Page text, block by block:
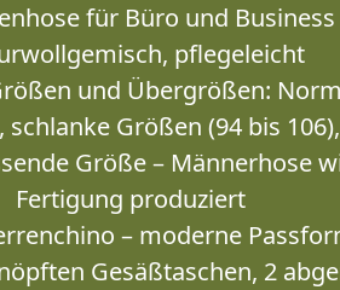
für Büro und
pflegeleicht
und Übergrößen:
Größen (94 bis
Größe – Männerhose
Fertigung produziert
– moderne
Gesäßtaschen, 2